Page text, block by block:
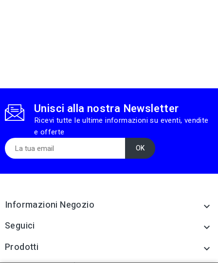
Unisci alla nostra Newsletter
Ricevi tutte le ultime informazioni su eventi, vendite
e offerte
Informazioni Negozio 
Seguici 
Prodotti 